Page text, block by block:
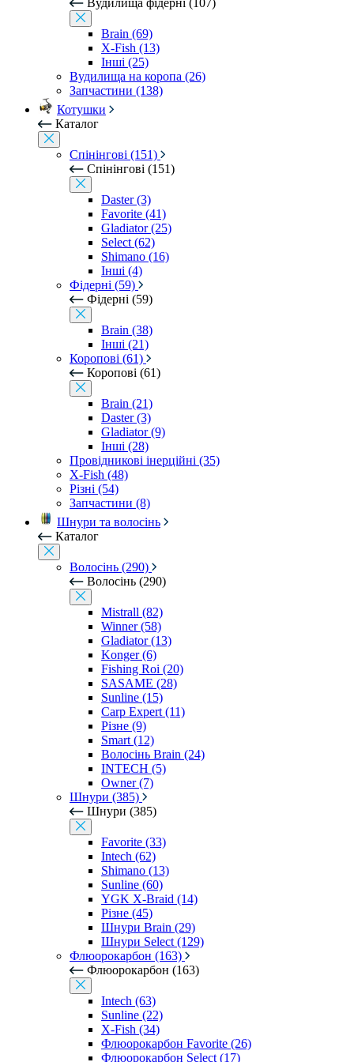
Вудилища фідерні (107)
Brain (69)
X-Fish (13)
Інші (25)
Вудилища на коропа (26)
Запчастини (138)
Котушки
Каталог
Спінінгові (151)
Спінінгові (151)
Daster (3)
Favorite (41)
Gladiator (25)
Select (62)
Shimano (16)
Інші (4)
Фідерні (59)
Фідерні (59)
Brain (38)
Інші (21)
Коропові (61)
Коропові (61)
Brain (21)
Daster (3)
Gladiator (9)
Інші (28)
Провідникові інерційні (35)
X-Fish (48)
Різні (54)
Запчастини (8)
Шнури та волосінь
Каталог
Волосінь (290)
Волосінь (290)
Mistrall (82)
Winner (58)
Gladiator (13)
Konger (6)
Fishing Roi (20)
SASAME (28)
Sunline (15)
Carp Expert (11)
Різне (9)
Smart (12)
Волосінь Brain (24)
INTECH (5)
Owner (7)
Шнури (385)
Шнури (385)
Favorite (33)
Intech (62)
Shimano (13)
Sunline (60)
YGK X-Braid (14)
Різне (45)
Шнури Brain (29)
Шнури Select (129)
Флюорокарбон (163)
Флюорокарбон (163)
Intech (63)
Sunline (22)
X-Fish (34)
Флюорокарбон Favorite (26)
Флюорокарбон Select (17)